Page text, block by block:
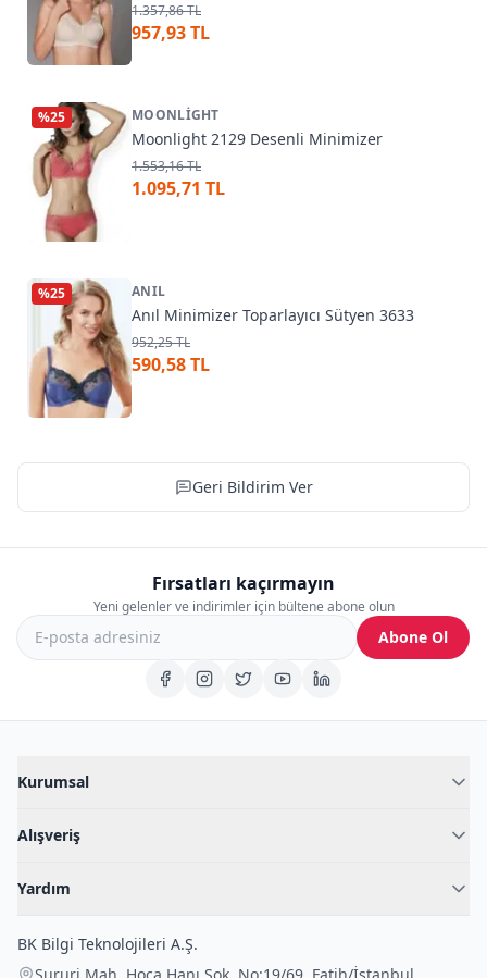
1.357,86 TL
957,93 TL
%25 MOONLIGHT
Moonlight 2129 Desenli Minimizer
1.553,16 TL
1.095,71 TL
%25 ANIL
Anıl Minimizer Toparlayıcı Sütyen 3633
952,25 TL
590,58 TL
Geri Bildirim Ver
Fırsatları kaçırmayın
Yeni gelenler ve indirimler için bültene abone olun
Abone Ol
Kurumsal
Blog
İç Giyim Rehberi
Alışveriş
Fantazi İç Giyim
Çocuk İç Giyim
Yardım
İade Politikası
BK Bilgi Teknolojileri A.Ş.